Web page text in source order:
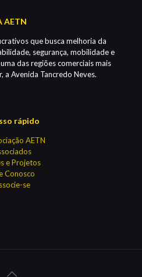
AETN
que busca melhoria da
segurança, mobilidade e
das regiões comerciais mais
a Avenida Tancredo Neves.
rápido
AETN
e Projetos
Conosco
se